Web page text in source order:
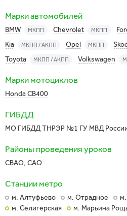
Марки автомобилей
BMW МКПП Chevrolet МКПП
Kia МКПП / АКПП Opel МКПП
Toyota МКПП / АКПП Volkswagen
Марки мотоциклов
Honda CB400
ГИБДД
МО ГИБДД ТНРЭР №1 ГУ МВД России
Районы проведения уроков
СВАО, САО
Станции метро
м. Алтуфьево м. Отрадное
м. Селигерская
м. Марьина